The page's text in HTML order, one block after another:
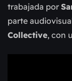
trabajada por
parte
Collective, con